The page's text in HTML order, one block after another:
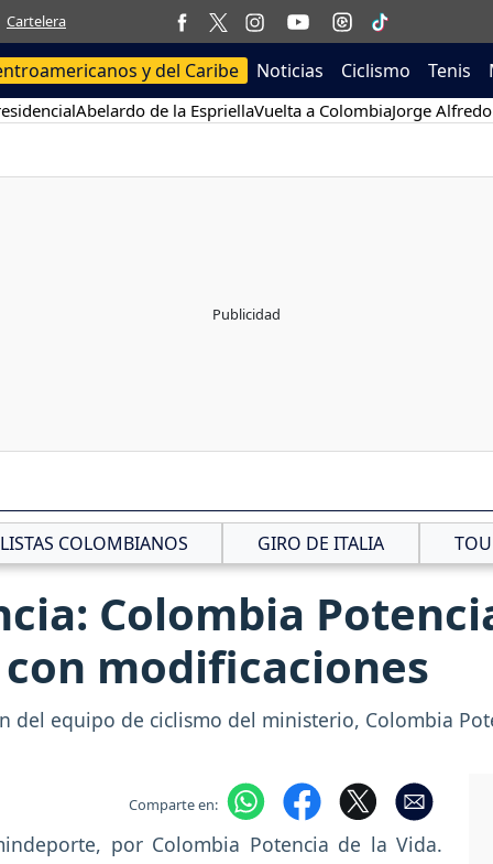
Cartelera
y del Caribe Noticias Ciclismo Tenis
Abelardo de la EspriellaVuelta a ColombiaJorge
COLOMBIANOS GIRO DE ITALIA
Colombia
modificaciones
del equipo de ciclismo del ministerio, Colombia
Comparte en: